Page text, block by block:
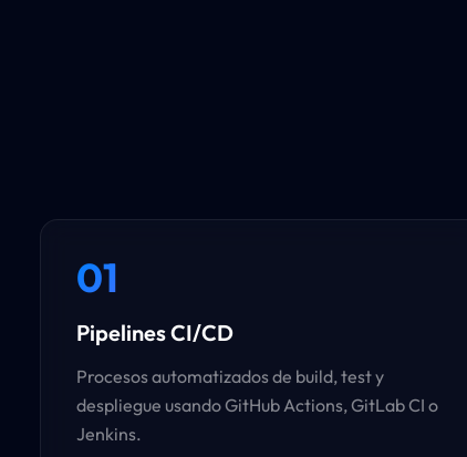
01
Pipelines CI/CD
Procesos automatizados de build, test y
despliegue usando GitHub Actions, GitLab CI o
Jenkins.